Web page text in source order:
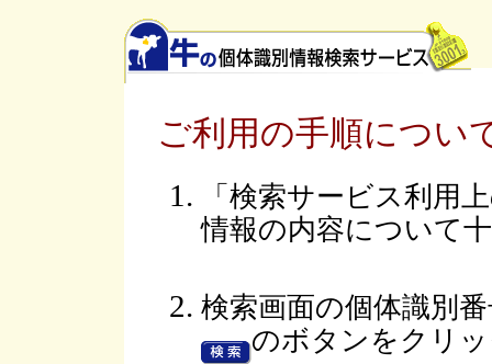
ご利用の手順につい
「検索サービス利用
情報の内容について
検索画面の個体識別
のボタンをクリ